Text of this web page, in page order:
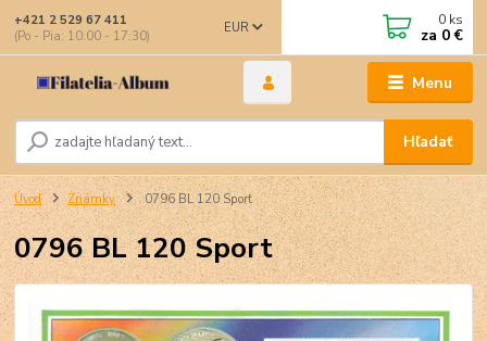
Menu
EUR
Hľadať
+421 2 529 67 411
(Po - Pia: 10:00 - 17:30)
0 ks
za 0 €
Úvod Známky 0796 BL 120 Sport
0796 BL 120 Sport